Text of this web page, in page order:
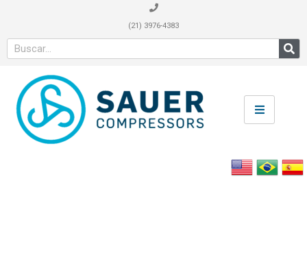
(21) 3976-4383